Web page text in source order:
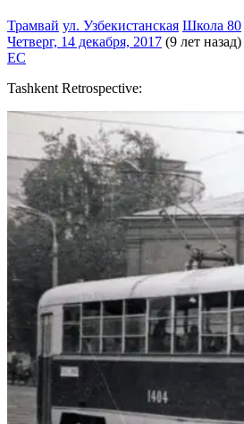
Трамвай ул. Узбекистанская Школа 80
Четверг, 14 декабря, 2017 (9 лет назад)
EC
Tashkent Retrospective: